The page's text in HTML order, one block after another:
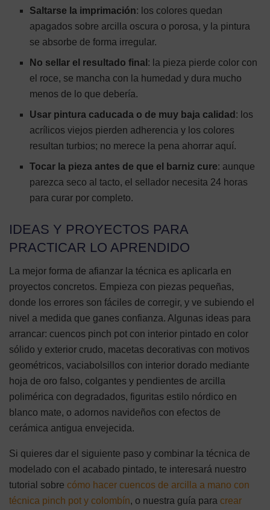
Saltarse la imprimación: los colores quedan
apagados sobre arcilla oscura o porosa, y la pintura
se absorbe de forma irregular.
No sellar el resultado final : la pieza pierde color con
el roce, se mancha con la humedad y dura mucho
menos de lo que debería.
Usar pintura caducada o de muy baja calidad : los
acrílicos viejos pierden adherencia y los colores
resultan turbios; no merece la pena ahorrar aquí.
Tocar la pieza antes de que el barniz cure: aunque
parezca seco al tacto, el sellador necesita 24 horas
para curar por completo.
IDEAS Y PROYECTOS PARA
PRACTICAR LO APRENDIDO
La mejor forma de afianzar la técnica es aplicarla en
proyectos concretos. Empieza con piezas pequeñas,
donde los errores son fáciles de corregir, y ve subiendo el
nivel a medida que ganes confianza. Algunas ideas para
arrancar: cuencos pinch pot con interior pintado en color
sólido y exterior crudo, macetas decorativas con motivos
geométricos, vaciabolsillos con interior dorado mediante
hoja de oro falso, colgantes y pendientes de arcilla
polimérica con degradados, figuritas estilo nórdico en
blanco mate, o adornos navideños con efectos de
cerámica antigua envejecida.
Si quieres dar el siguiente paso y combinar la técnica de
modelado con el acabado pintado, te interesará nuestro
tutorial sobre cómo hacer cuencos de arcilla a mano con
técnica pinch pot y colombín, o nuestra guía para crear